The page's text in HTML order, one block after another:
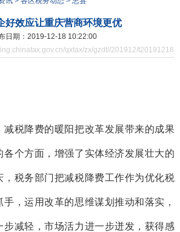
好效应让重庆营商环境更优
日期：2019-12-18 10:22:00
qxtax/zx/gzdt//201912/
减税降费的暖阳把改革发展带来的成果
各个方面，增强了实体经济发展壮大的
，税务部门把减税降费工作作为优化税
，运用改革的思维谋划推动和落实，
步减轻，市场活力进一步迸发，获得感